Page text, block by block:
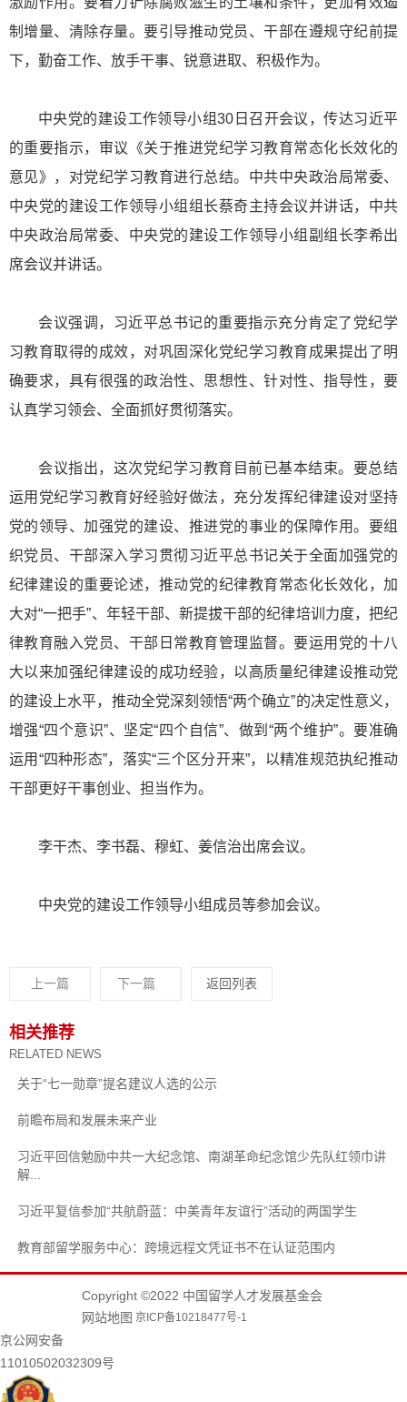
制增量、清除存量。要引导推动党员、干部在遵规守纪前提
下，勤奋工作、放手干事、锐意进取、积极作为。
中央党的建设工作领导小组30日召开会议，传达习近平
的重要指示，审议《关于推进党纪学习教育常态化长效化的
意见》，对党纪学习教育进行总结。中共中央政治局常委、
中央党的建设工作领导小组组长蔡奇主持会议并讲话，中共
中央政治局常委、中央党的建设工作领导小组副组长李希出
席会议并讲话。
会议强调，习近平总书记的重要指示充分肯定了党纪学
习教育取得的成效，对巩固深化党纪学习教育成果提出了明
确要求，具有很强的政治性、思想性、针对性、指导性，要
认真学习领会、全面抓好贯彻落实。
会议指出，这次党纪学习教育目前已基本结束。要总结
运用党纪学习教育好经验好做法，充分发挥纪律建设对坚持
党的领导、加强党的建设、推进党的事业的保障作用。要组
织党员、干部深入学习贯彻习近平总书记关于全面加强党的
纪律建设的重要论述，推动党的纪律教育常态化长效化，加
大对“一把手”、年轻干部、新提拔干部的纪律培训力度，把纪
律教育融入党员、干部日常教育管理监督。要运用党的十八
大以来加强纪律建设的成功经验，以高质量纪律建设推动党
的建设上水平，推动全党深刻领悟“两个确立”的决定性意义，
增强“四个意识”、坚定“四个自信”、做到“两个维护”。要准确
运用“四种形态”，落实“三个区分开来”，以精准规范执纪推动
干部更好干事创业、担当作为。
李干杰、李书磊、穆虹、姜信治出席会议。
中央党的建设工作领导小组成员等参加会议。
上一篇 下一篇 返回列表
相关推荐
RELATED NEWS
关于“七一勋章”提名建议人选的公示
前瞻布局和发展未来产业
习近平回信勉励中共一大纪念馆、南湖革命纪念馆少先队红领巾讲
解...
习近平复信参加“共航蔚蓝：中美青年友谊行”活动的两国学生
教育部留学服务中心：跨境远程文凭证书不在认证范围内
Copyright ©2022 中国留学人才发展基金会
网站地图 京ICP备10218477号-1
京公网安备
11010502032309号